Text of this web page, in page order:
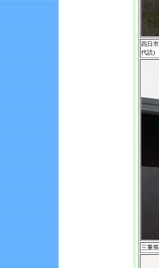
四日
代読)
三重